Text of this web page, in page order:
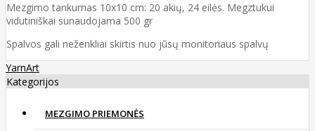
Mezgimo tankumas 10x10 cm: 20 akių, 24 eilės. Megztukui
vidutiniškai sunaudojama 500 gr
Spalvos gali neženkliai skirtis nuo jūsų monitoriaus spalvų
YarnArt
Kategorijos
MEZGIMO PRIEMONĖS